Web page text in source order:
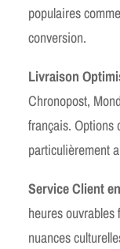
populaires
conversion.
Livraison
Chronopost,
français. Options
particulièrement
Service Client
heures
nuances